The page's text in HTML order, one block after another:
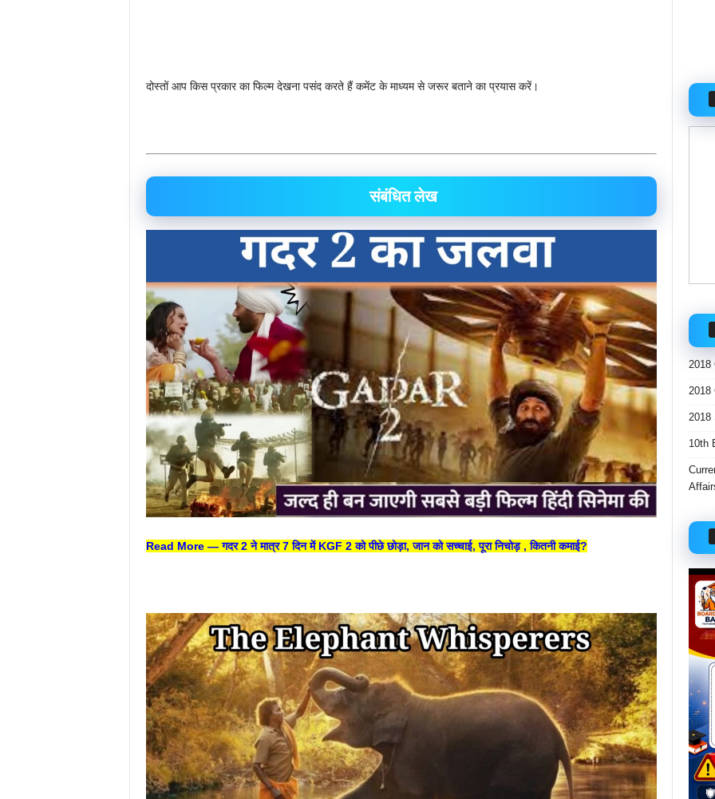
दोस्तों आप किस प्रकार का फिल्म देखना पसंद करते हैं कमेंट के माध्यम से जरूर बताने का प्रयास करें।
संबंधित लेख
Read More —गदर 2 ने मात्र 7 दिन में KGF 2 को पीछे छोड़ा, जान को सच्चाई, पूरा निचोड़ , कितनी कमाई?
2018
2018
2018
10th